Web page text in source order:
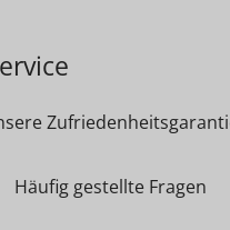
Häufig gestellte Fragen